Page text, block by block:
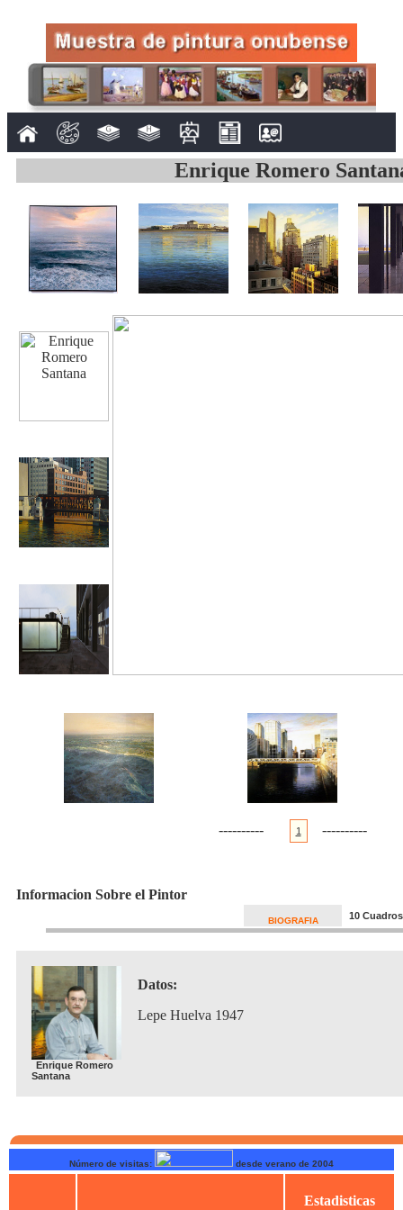
Enrique Romero
---------- 1 ----------
Informacion Sobre el Pintor
BIOGRAFIA 10 Cuadros
Enrique Romero
Santana
Datos:
Lepe Huelva 1947
Número de visitas: desde verano de 2004
Estadisticas